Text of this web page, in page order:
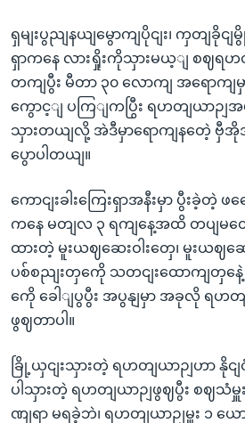
ရှမျးပွညျနယျမွောကျပိုငျး၊ ကှတျခိုငျ
ရှာကနေ လားရှိုးကိုသှားမယ့ျ စဈရဟတ
တကျပွီး မီတာ ၃၀ လောကျ အရောကျ
ကွောင့ျ ပကြျကပြွီး ရဟတျယာဉျအ
သှားတယျလို့ အဲဒီမှာရောကျနတေဲ့ ဗှီ
ပွောပါတယျ။
ကောငျးခါးကြေးရှာအနီးမှာ ပွီးခဲ့တဲ့ ဖ
ကနေ မတျလ ၃ ရကျနေ့အထိ တပျမတ
ထားတဲ့ မူးယဈဆေးဝါးတှေ၊ မူးယဈဆ
ပစ်စညျးတှကေို သတငျးထောကျတှနေဲ့
ကေို ခေါျပွပွီး အပွနျမှာ အခုလို ရဟ
ဖွဈတာပါ။
ခြို့ယှငျးသှားတဲ့ ရဟတျယာဉျဟာ နိုင
ပါသှားတဲ့ ရဟတျယာဉျဖွဈပွီး စဈသံ
ဏျရာ မရခဲ့ဘဲ၊ ရဟတျယာဉျမှူး ၁ ယေ